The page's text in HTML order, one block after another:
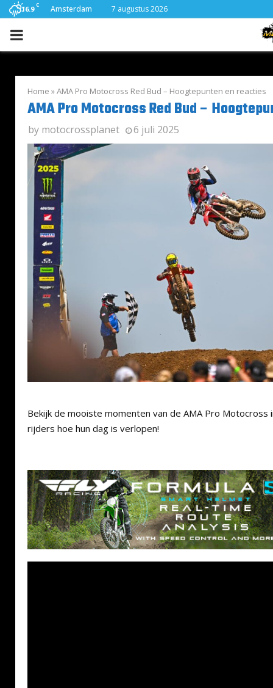
16.9 C Amsterdam 7 augustus 2026
PRIMARY
Home »AMA Pro Motocross Red Bud – Hoogtepunten en reacties
AMA Pro Motocross Red Bud –
by motocrossplanet 6 juli 2025
Bekijk de mooiste momenten van de AMA Pro Motocross
rijders hoe hun dag is verlopen!